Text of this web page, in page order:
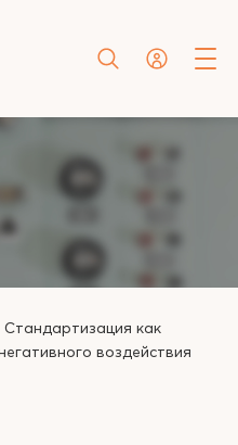
Стандартизация как
воздействия